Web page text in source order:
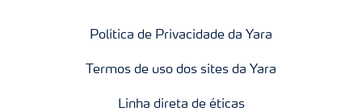
Política de Privacidade da Yara
Termos de uso dos sites da Yara
Linha direta de éticas